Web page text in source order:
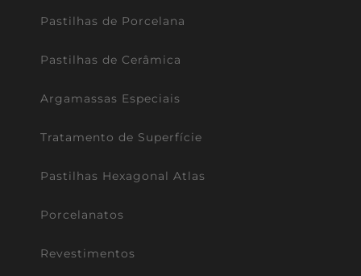
Pastilhas de Porcelana
Pastilhas de Cerâmica
Argamassas Especiais
Tratamento de Superfície
Pastilhas Hexagonal Atlas
Porcelanatos
Revestimentos